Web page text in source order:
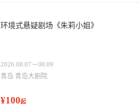
环境式悬疑剧场《朱莉小姐》
2026.08.07－08.09
青岛 青岛大剧院
¥100起